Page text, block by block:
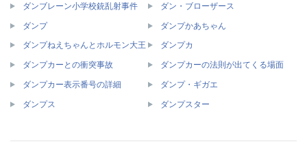
ダンブレーン小学校銃乱射事件 ダン・ブローザース
ダンプ ダンプかあちゃん
ダンプねえちゃんとホルモン大王 ダンプカ
ダンプカーとの衝突事故 ダンプカーの法則が出てくる場面
ダンプカー表示番号の詳細 ダンプ・ギガエ
ダンプス ダンプスター